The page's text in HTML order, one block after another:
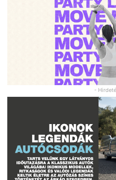
-